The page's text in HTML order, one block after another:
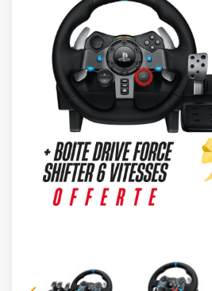
Stockage
Photos
Electroménager
Bureautique